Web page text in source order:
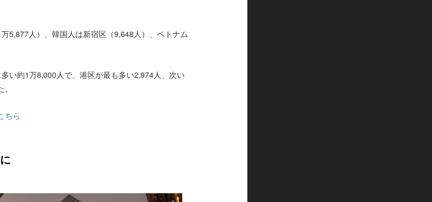
5,877人）、韓国人は新宿区（9,648人）、ベトナム
い約1万8,000人で、港区が最も多い2,974人、次い
ちら